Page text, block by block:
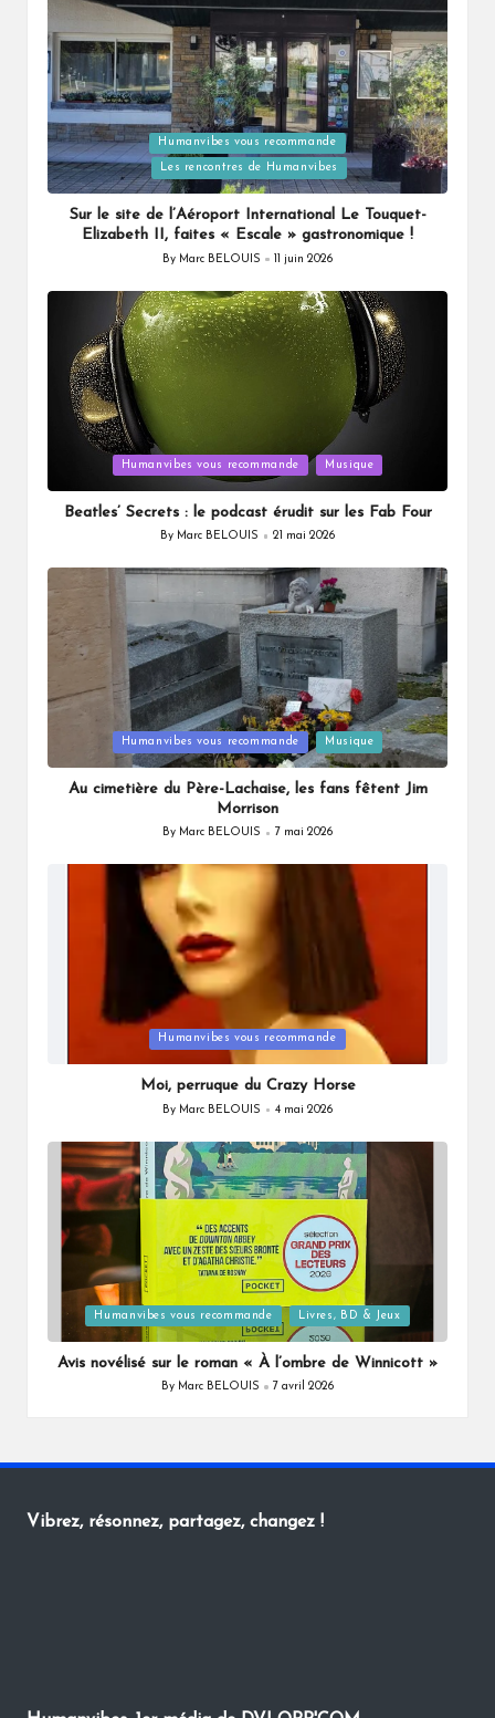
Posted
in
Humanvibes vous recommande
Les rencontres de Humanvibes
Sur le site de l’Aéroport International Le Touquet-
Elizabeth II, faites « Escale » gastronomique !
Posted
By Marc BELOUIS 11 juin 2026
in
Humanvibes vous recommande Musique
Beatles’ Secrets : le podcast érudit sur les Fab Four
Posted
By Marc BELOUIS 21 mai 2026
in
Humanvibes vous recommande Musique
Au cimetière du Père-Lachaise, les fans fêtent Jim
Morrison
Posted
By Marc BELOUIS 7 mai 2026
in
Humanvibes vous recommande
Moi, perruque du Crazy Horse
Posted
By Marc BELOUIS 4 mai 2026
Posted
in
Humanvibes vous recommande Livres, BD & Jeux
Avis novélisé sur le roman « À l’ombre de Winnicott »
Posted
By Marc BELOUIS 7 avril 2026
Vibrez, résonnez, partagez, changez !